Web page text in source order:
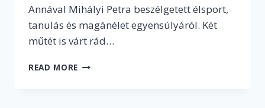
Annával Mihályi Petra beszélgetett élsport,
tanulás és magánélet egyensúlyáról. Két
műtét is várt rád…
READ MORE „FONTOS,